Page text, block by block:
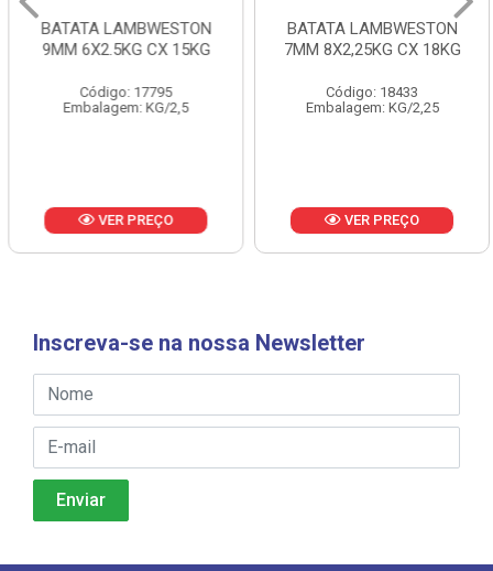
BATATA LAMBWESTON
9MM 6X2.5KG CX 15KG
Código: 17795
Embalagem: KG/2,5
VER PREÇO
BATATA LAMBWESTON
7MM 8X2,25KG CX 18KG
Código: 18433
Embalagem: KG/2,25
VER PREÇO
Inscreva-se na nossa Newsletter